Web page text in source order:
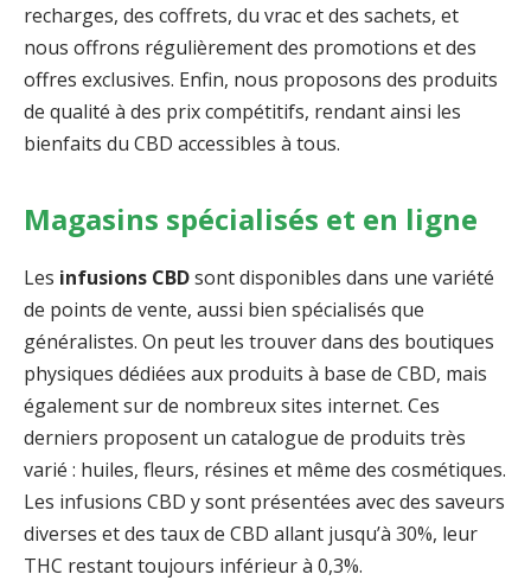
recharges, des coffrets, du vrac et des sachets, et
nous offrons régulièrement des promotions et des
offres exclusives. Enfin, nous proposons des produits
de qualité à des prix compétitifs, rendant ainsi les
bienfaits du CBD accessibles à tous.
Magasins spécialisés et en ligne
Les infusions CBDsont disponibles dans une variété
de points de vente, aussi bien spécialisés que
généralistes. On peut les trouver dans des boutiques
physiques dédiées aux produits à base de CBD, mais
également sur de nombreux sites internet. Ces
derniers proposent un catalogue de produits très
varié : huiles, fleurs, résines et même des cosmétiques.
Les infusions CBD y sont présentées avec des saveurs
diverses et des taux de CBD allant jusqu’à 30%, leur
THC restant toujours inférieur à 0,3%.